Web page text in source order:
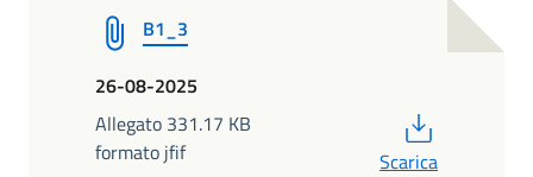
B1_3
26-08-2025
Allegato 331.17 KB
formato jfif
Scarica